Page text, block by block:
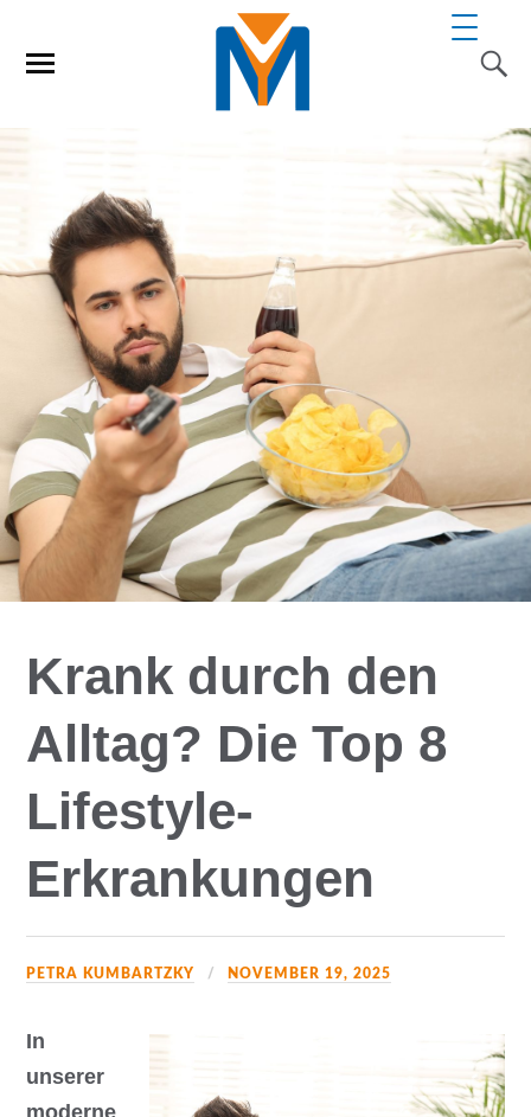
Krank durch den
Alltag? Die Top 8
Lifestyle-
Erkrankungen
PETRA KUMBARTZKY NOVEMBER 19, 2025
In
unserer
moderne